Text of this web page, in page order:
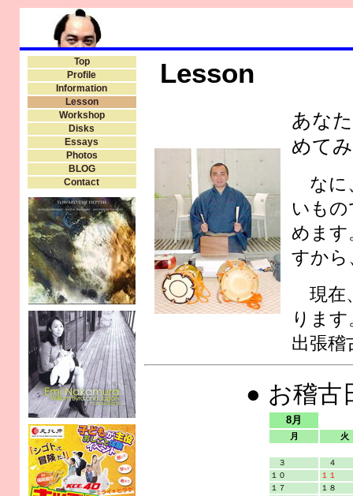
Top
Profile
Information
Lesson
Workshop
Disks
Essays
Photos
BLOG
Contact
Lesson
あな
めて
なに
いも
めます
すから
現在
りま
出張稽
● お稽
8月
月 火
３
４
１０
１１
１７
１８